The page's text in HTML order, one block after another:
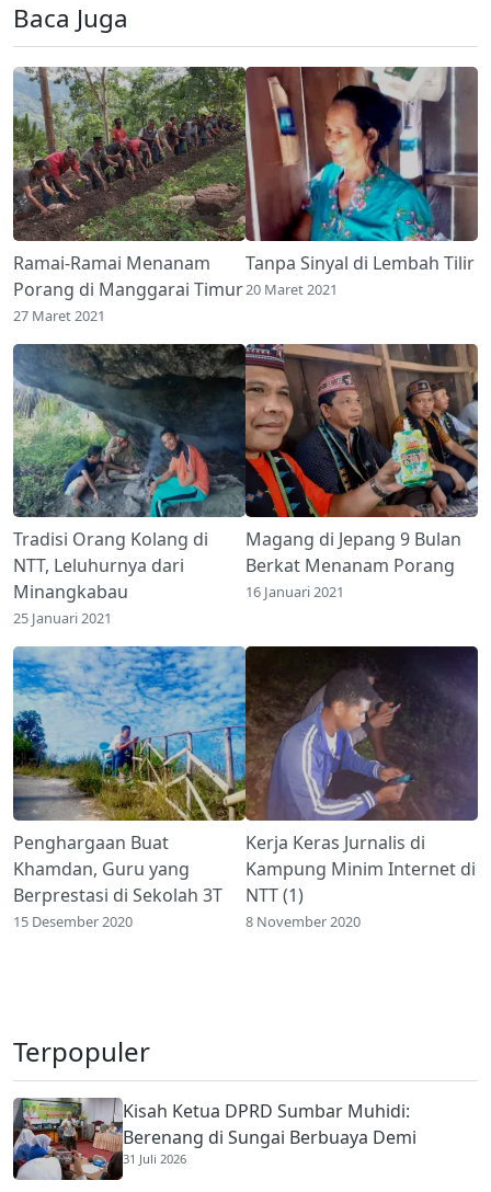
Baca Juga
Ramai-Ramai Menanam
Porang di Manggarai Timur
27 Maret 2021
Tanpa Sinyal di Lembah Tilir
20 Maret 2021
Tradisi Orang Kolang di
NTT, Leluhurnya dari
Minangkabau
25 Januari 2021
Magang di Jepang 9 Bulan
Berkat Menanam Porang
16 Januari 2021
Penghargaan Buat
Khamdan, Guru yang
Berprestasi di Sekolah 3T
15 Desember 2020
Kerja Keras Jurnalis di
Kampung Minim Internet di
NTT (1)
8 November 2020
Terpopuler
Kisah Ketua DPRD Sumbar Muhidi:
Berenang di Sungai Berbuaya Demi
Membantu Ekonomi Orang Tua
31 Juli 2026